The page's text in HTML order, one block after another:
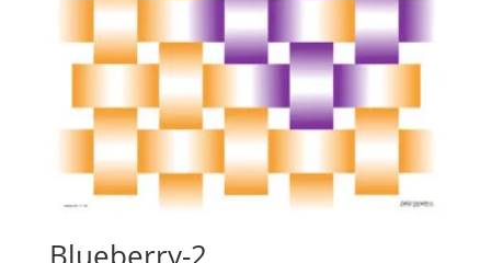
Blueberry-2